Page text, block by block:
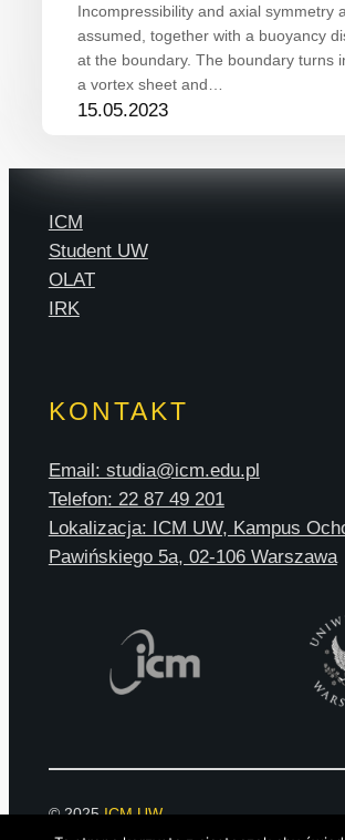
Incompressibility and axial symmetry
assumed, together with a buoyancy
at the boundary. The boundary turns
a vortex sheet and…
15.05.2023
ICM
Student UW
OLAT
IRK
KONTAKT
Email: studia@icm.edu.pl
Telefon: 22 87 49 201
Lokalizacja: ICM UW, Kampus
Pawińskiego 5a, 02-106 Warszawa
© 2025ICM UW